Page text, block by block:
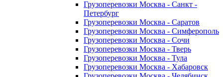
Грузоперевозки Москва - Санкт -
Петербург
Грузоперевозки Москва - Саратов
Грузоперевозки Москва - Симферополь
Грузоперевозки Москва - Сочи
Грузоперевозки Москва - Тверь
Грузоперевозки Москва - Тула
Грузоперевозки Москва - Хабаровск